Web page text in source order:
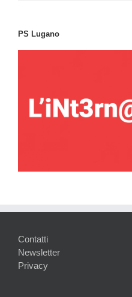
PS Lugano
Contatti
Newsletter
Privacy